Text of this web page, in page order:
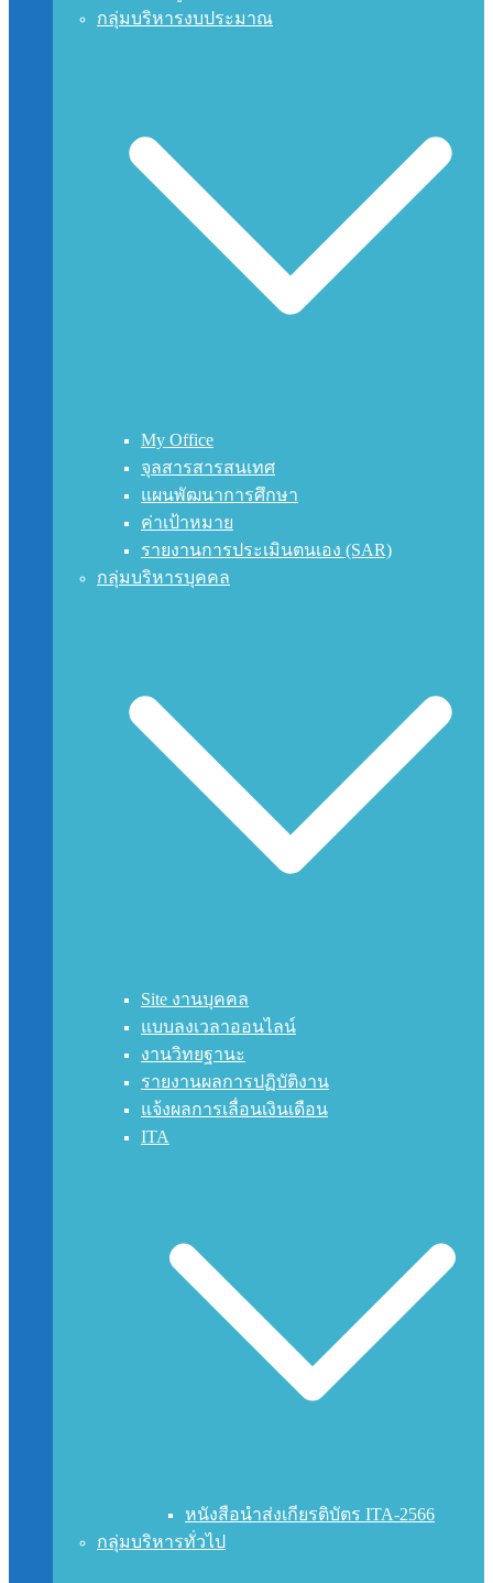
กลุ่มบริหารงบประมาณ
My Office
จุลสารสารสนเทศ
แผนพัฒนาการศึกษา
ค่าเป้าหมาย
รายงานการประเมินตนเอง (SAR)
กลุ่มบริหารบุคคล
Site งานบุคคล
แบบลงเวลาออนไลน์
งานวิทยฐานะ
รายงานผลการปฏิบัติงาน
แจ้งผลการเลื่อนเงินเดือน
ITA
หนังสือนำส่งเกียรติบัตร ITA-2566
กลุ่มบริหารทั่วไป